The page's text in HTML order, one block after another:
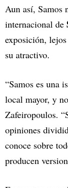
Aun así, Samos
internacional de
exposición,
su atractivo.
“Samos es una
local mayor, y
Zafeiropoulos.
opiniones
conoce sobre
producen